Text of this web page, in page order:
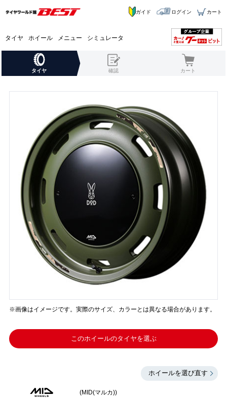
タイヤ ホイール メニュー シミュレータ
ガイド ログイン カート
タイヤ 確認 カート
※画像はイメージです。実際のサイズ、カラーとは異なる場合があります。
このホイールのタイヤを選ぶ
ホイールを選び直す
(MID(マルカ))